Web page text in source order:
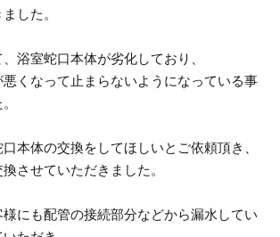
した。
浴室蛇口本体が劣化しており、
くなって止まらないようになっている事
本体の交換をしてほしいとご依頼頂き、
させていただきました。
にも配管の接続部分などから漏水してい